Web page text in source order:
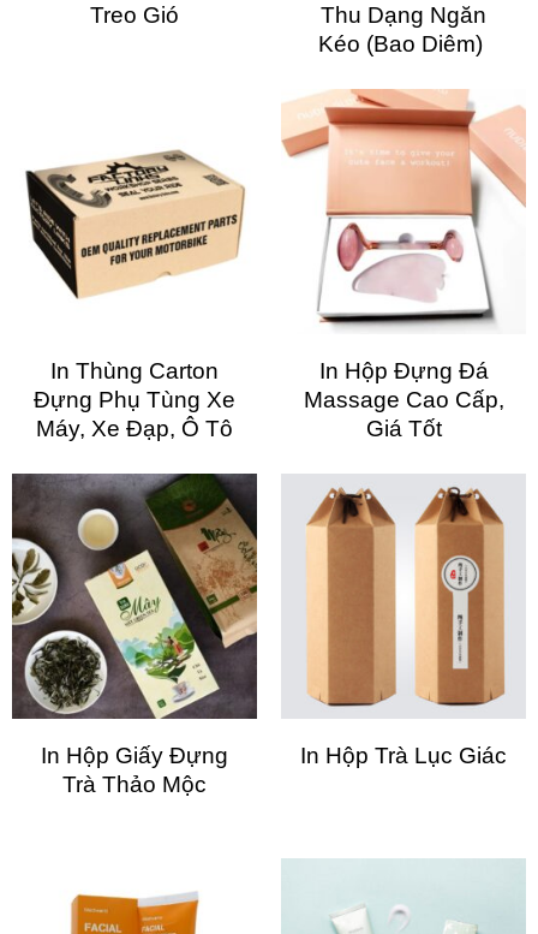
Treo Gió
Thu Dạng Ngăn
Kéo (Bao Diêm)
In Thùng Carton
Đựng Phụ Tùng Xe
Máy, Xe Đạp, Ô Tô
In Hộp Đựng Đá
Massage Cao Cấp,
Giá Tốt
In Hộp Giấy Đựng
Trà Thảo Mộc
In Hộp Trà Lục Giác